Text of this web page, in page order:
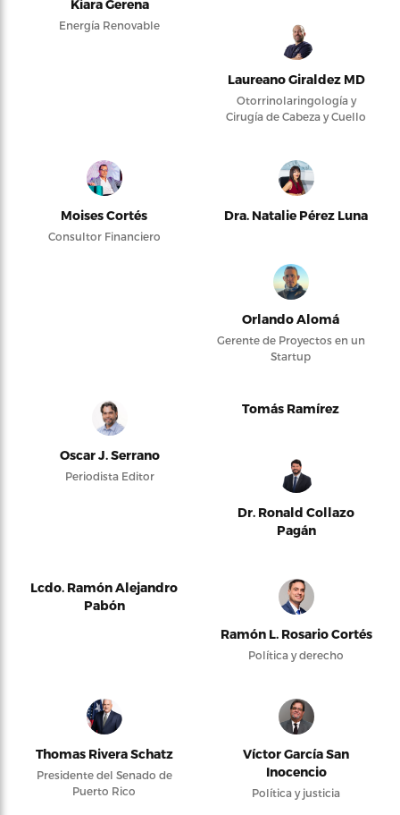
Kiara Gerena
Energía Renovable
Laureano Giraldez MD
Otorrinolaringología y
Cirugía de Cabeza y Cuello
Moises Cortés
Consultor Financiero
Dra. Natalie Pérez Luna
Orlando Alomá
Gerente de Proyectos en un
Startup
Oscar J. Serrano
Periodista Editor
Tomás Ramírez
Dr. Ronald Collazo
Pagán
Lcdo. Ramón Alejandro
Pabón
Ramón L. Rosario Cortés
Política y derecho
Thomas Rivera Schatz
Presidente del Senado de
Puerto Rico
Víctor García San
Inocencio
Política y justicia